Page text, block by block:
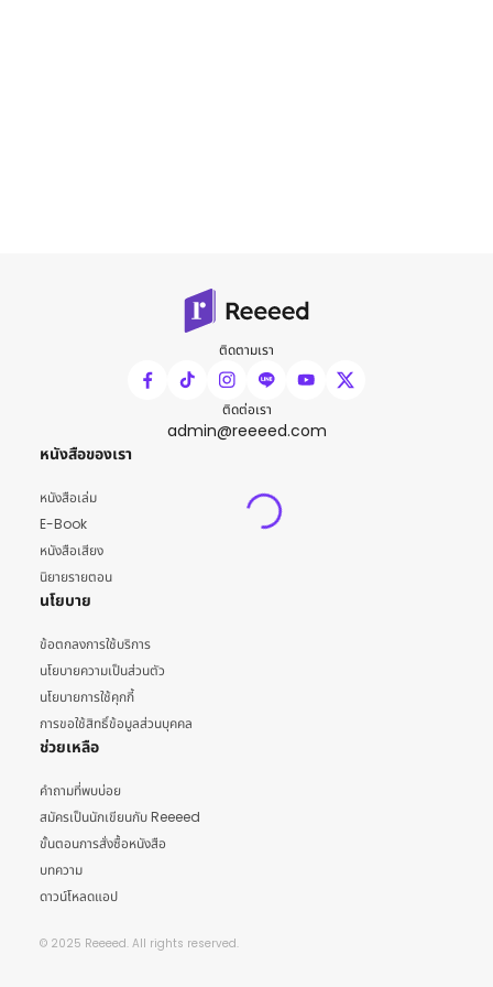
ติดตามเรา
ติดต่อเรา
admin@reeeed.com
หนังสือของเรา
หนังสือเล่ม
E-Book
หนังสือเสียง
นิยายรายตอน
นโยบาย
ข้อตกลงการใช้บริการ
นโยบายความเป็นส่วนตัว
นโยบายการใช้คุกกี้
การขอใช้สิทธิ์ข้อมูลส่วนบุคคล
ช่วยเหลือ
คำถามที่พบบ่อย
สมัครเป็นนักเขียนกับ Reeeed
ขั้นตอนการสั่งซื้อหนังสือ
บทความ
ดาวน์โหลดแอป
© 2025 Reeeed. All rights reserved.